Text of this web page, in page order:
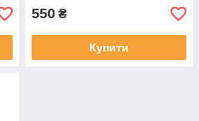
550 ₴
Купити